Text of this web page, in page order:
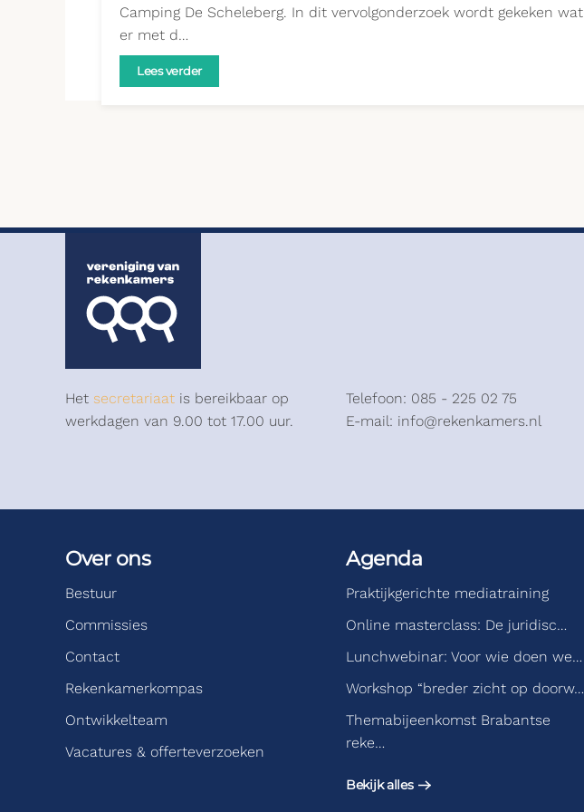
Camping De Scheleberg. In dit vervolgonderzoek wordt gekeken wat
er met d…
Lees verder
Het secretariaat is bereikbaar op
werkdagen van 9.00 tot 17.00 uur.
Telefoon: 085 - 225 02 75
E-mail: info@rekenkamers.nl
Over ons
Bestuur
Commissies
Contact
Rekenkamerkompas
Ontwikkelteam
Vacatures & offerteverzoeken
Agenda
Praktijkgerichte mediatraining
Online masterclass: De juridisc…
Lunchwebinar: Voor wie doen we…
Workshop “breder zicht op doorw…
Themabijeenkomst Brabantse
reke…
Bekijk alles